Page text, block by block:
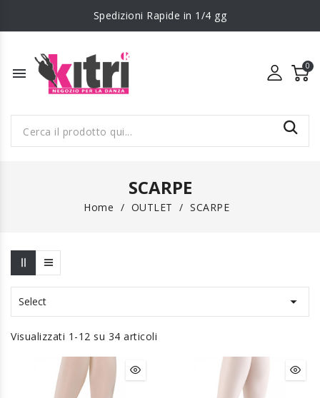
Spedizioni Rapide in 1/4 gg
menu
SCARPE
Home OUTLET SCARPE
Select 
Visualizzati 1-12 su 34 articoli